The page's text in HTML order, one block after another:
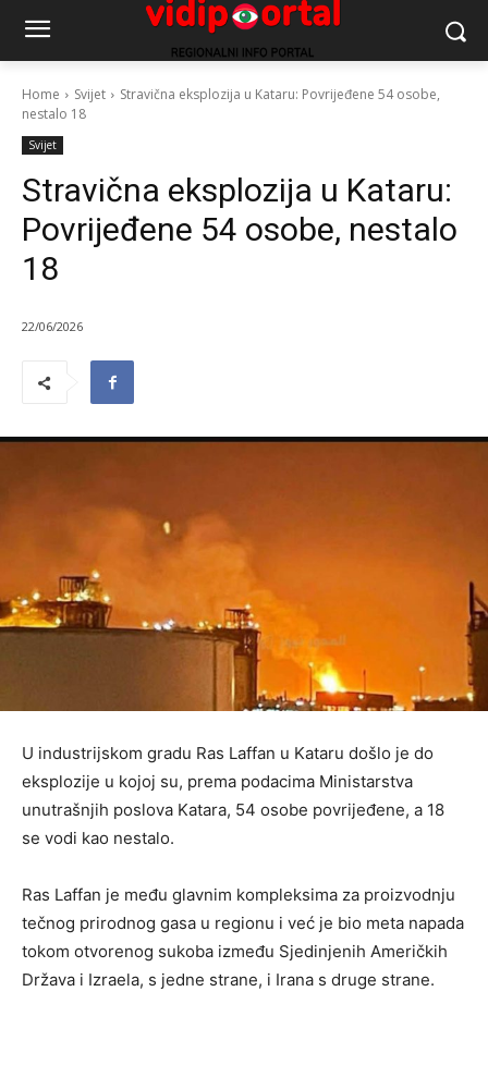
Home Svijet
Stravična eksplozija u Kataru: Povrijeđene 54 osobe,
nestalo 18
Svijet
Stravična eksplozija u Kataru:
Povrijeđene 54 osobe, nestalo
18
22/06/2026
U industrijskom gradu Ras Laffan u Kataru došlo je do
eksplozije u kojoj su, prema podacima Ministarstva
unutrašnjih poslova Katara, 54 osobe povrijeđene, a 18
se vodi kao nestalo.
Ras Laffan je među glavnim kompleksima za proizvodnju
tečnog prirodnog gasa u regionu i već je bio meta napada
tokom otvorenog sukoba između Sjedinjenih Američkih
Država i Izraela, s jedne strane, i Irana s druge strane.